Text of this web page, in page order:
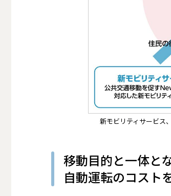
新モビリティサービス
移動目的と一体と
自動運転のコスト